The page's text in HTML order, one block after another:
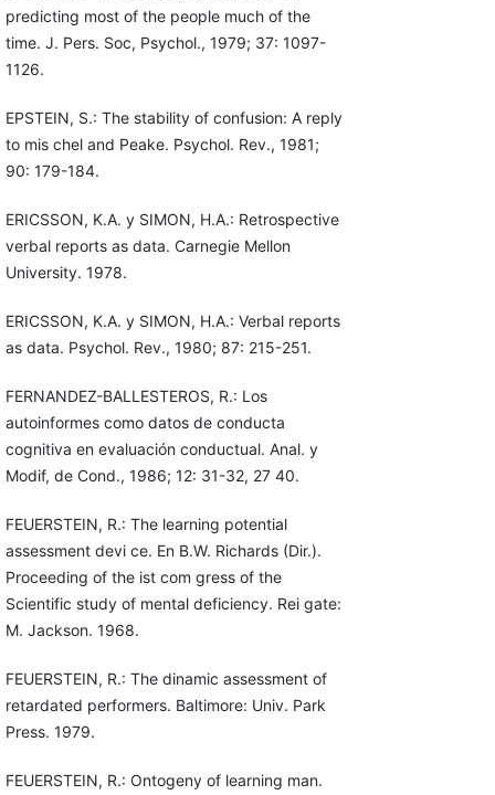
predicting most of the people much of the
time. J. Pers. Soc, Psychol., 1979; 37: 1097-
1126.
EPSTEIN, S.: The stability of confusion: A reply
to mis chel and Peake. Psychol. Rev., 1981;
90: 179-184.
ERICSSON, K.A. y SIMON, H.A.: Retrospective
verbal reports as data. Carnegie Mellon
University. 1978.
ERICSSON, K.A. y SIMON, H.A.: Verbal reports
as data. Psychol. Rev., 1980; 87: 215-251.
FERNANDEZ-BALLESTEROS, R.: Los
autoinformes como datos de conducta
cognitiva en evaluación conductual. Anal. y
Modif, de Cond., 1986; 12: 31-32, 27 40.
FEUERSTEIN, R.: The learning potential
assessment devi ce. En B.W. Richards (Dir.).
Proceeding of the ist com gress of the
Scientific study of mental deficiency. Rei gate:
M. Jackson. 1968.
FEUERSTEIN, R.: The dinamic assessment of
retardated performers. Baltimore: Univ. Park
Press. 1979.
FEUERSTEIN, R.: Ontogeny of learning man.